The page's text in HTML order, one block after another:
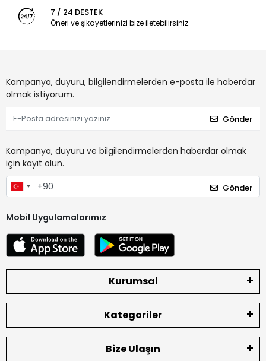
7 / 24 DESTEK
Öneri ve şikayetlerinizi bize iletebilirsiniz.
Kampanya, duyuru, bilgilendirmelerden e-posta ile haberdar
olmak istiyorum.
Gönder
Kampanya, duyuru ve bilgilendirmelerden haberdar olmak
için kayıt olun.
Gönder
Mobil Uygulamalarımız
Kurumsal
Kategoriler
Bize Ulaşın